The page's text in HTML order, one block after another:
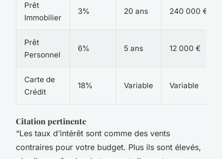
Prêt
Immobilier
3% 20 ans 240 000 €
Prêt
Personnel
6% 5 ans 12 000 €
Carte de
Crédit
18% Variable Variable
Citation pertinente
“Les taux d’intérêt sont comme des vents
contraires pour votre budget. Plus ils sont élevés,